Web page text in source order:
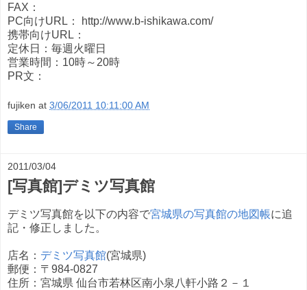
FAX：
PC向けURL： http://www.b-ishikawa.com/
携帯向けURL：
定休日：毎週火曜日
営業時間：10時～20時
PR文：
fujiken at 3/06/2011 10:11:00 AM
Share
2011/03/04
[写真館]デミツ写真館
デミツ写真館を以下の内容で宮城県の写真館の地図帳に追
記・修正しました。
店名： デミツ写真館(宮城県)
郵便：〒984-0827
住所：宮城県 仙台市若林区南小泉八軒小路２－１